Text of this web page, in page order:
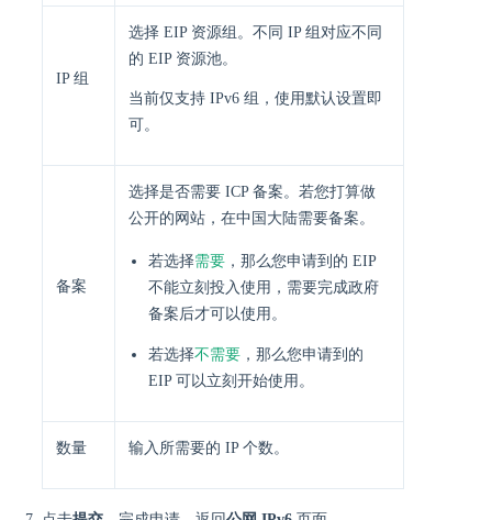
IP 组
选择 EIP 资源组。不同 IP 组对应不同
的 EIP 资源池。
当前仅支持 IPv6 组，使用默认设置即
可。
备案
选择是否需要 ICP 备案。若您打算做
公开的网站，在中国大陆需要备案。
若选择需要 ，那么您申请到的 EIP
不能立刻投入使用，需要完成政府
备案后才可以使用。
若选择不需要 ，那么您申请到的
EIP 可以立刻开始使用。
数量 输入所需要的 IP 个数。